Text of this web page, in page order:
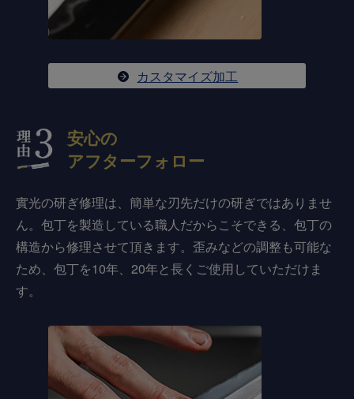
カスタマイズ加工
安心の
アフターフォロー
實光の研ぎ修理は、簡単な刃先だけの研ぎではありませ
ん。包丁を製造している職人だからこそできる、包丁の
構造から修理させて頂きます。歪みなどの調整も可能な
ため、包丁を10年、20年と長くご使用していただけま
す。